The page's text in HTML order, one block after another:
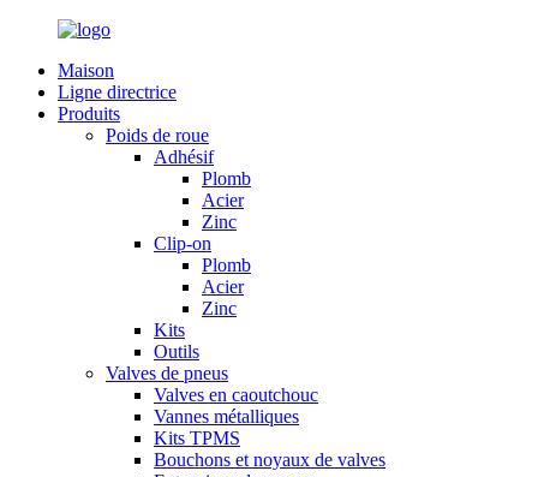
Maison
Ligne directrice
Produits
Poids de roue
Adhésif
Plomb
Acier
Zinc
Clip-on
Plomb
Acier
Zinc
Kits
Outils
Valves de pneus
Valves en caoutchouc
Vannes métalliques
Kits TPMS
Bouchons et noyaux de valves